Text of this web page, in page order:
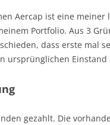
Aercap ist eine
Portfolio. Aus 3
dass erste mal
ursprünglichen Einstand
gezahlt. Die